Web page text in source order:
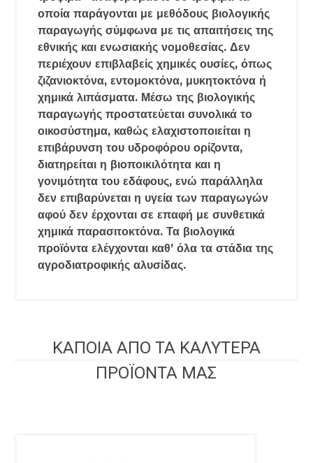
οποία παράγονται με μεθόδους βιολογικής
παραγωγής σύμφωνα με τις απαιτήσεις της
εθνικής και ενωσιακής νομοθεσίας. Δεν
περιέχουν επιβλαβείς χημικές ουσίες, όπως
ζιζανιοκτόνα, εντομοκτόνα, μυκητοκτόνα ή
χημικά λιπάσματα. Μέσω της βιολογικής
παραγωγής προστατεύεται συνολικά το
οικοσύστημα, καθώς ελαχιστοποιείται η
επιβάρυνση του υδροφόρου ορίζοντα,
διατηρείται η βιοποικιλότητα και η
γονιμότητα του εδάφους, ενώ παράλληλα
δεν επιβαρύνεται η υγεία των παραγωγών
αφού δεν έρχονται σε επαφή με συνθετικά
χημικά παρασιτοκτόνα. Τα βιολογικά
προϊόντα ελέγχονται καθ’ όλα τα στάδια της
αγροδιατροφικής αλυσίδας.
ΚΑΠΟΙΑ ΑΠΟ ΤΑ ΚΑΛΥΤΕΡΑ
ΠΡΟΪΟΝΤΑ ΜΑΣ